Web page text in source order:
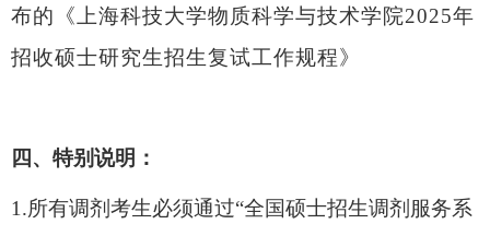
布的《上海科技大学物质科学与技术学院2025年
招收硕士研究生招生复试工作规程》
四 、 特别说明：
1.所有调剂考生必须通过“全国硕士招生调剂服务系